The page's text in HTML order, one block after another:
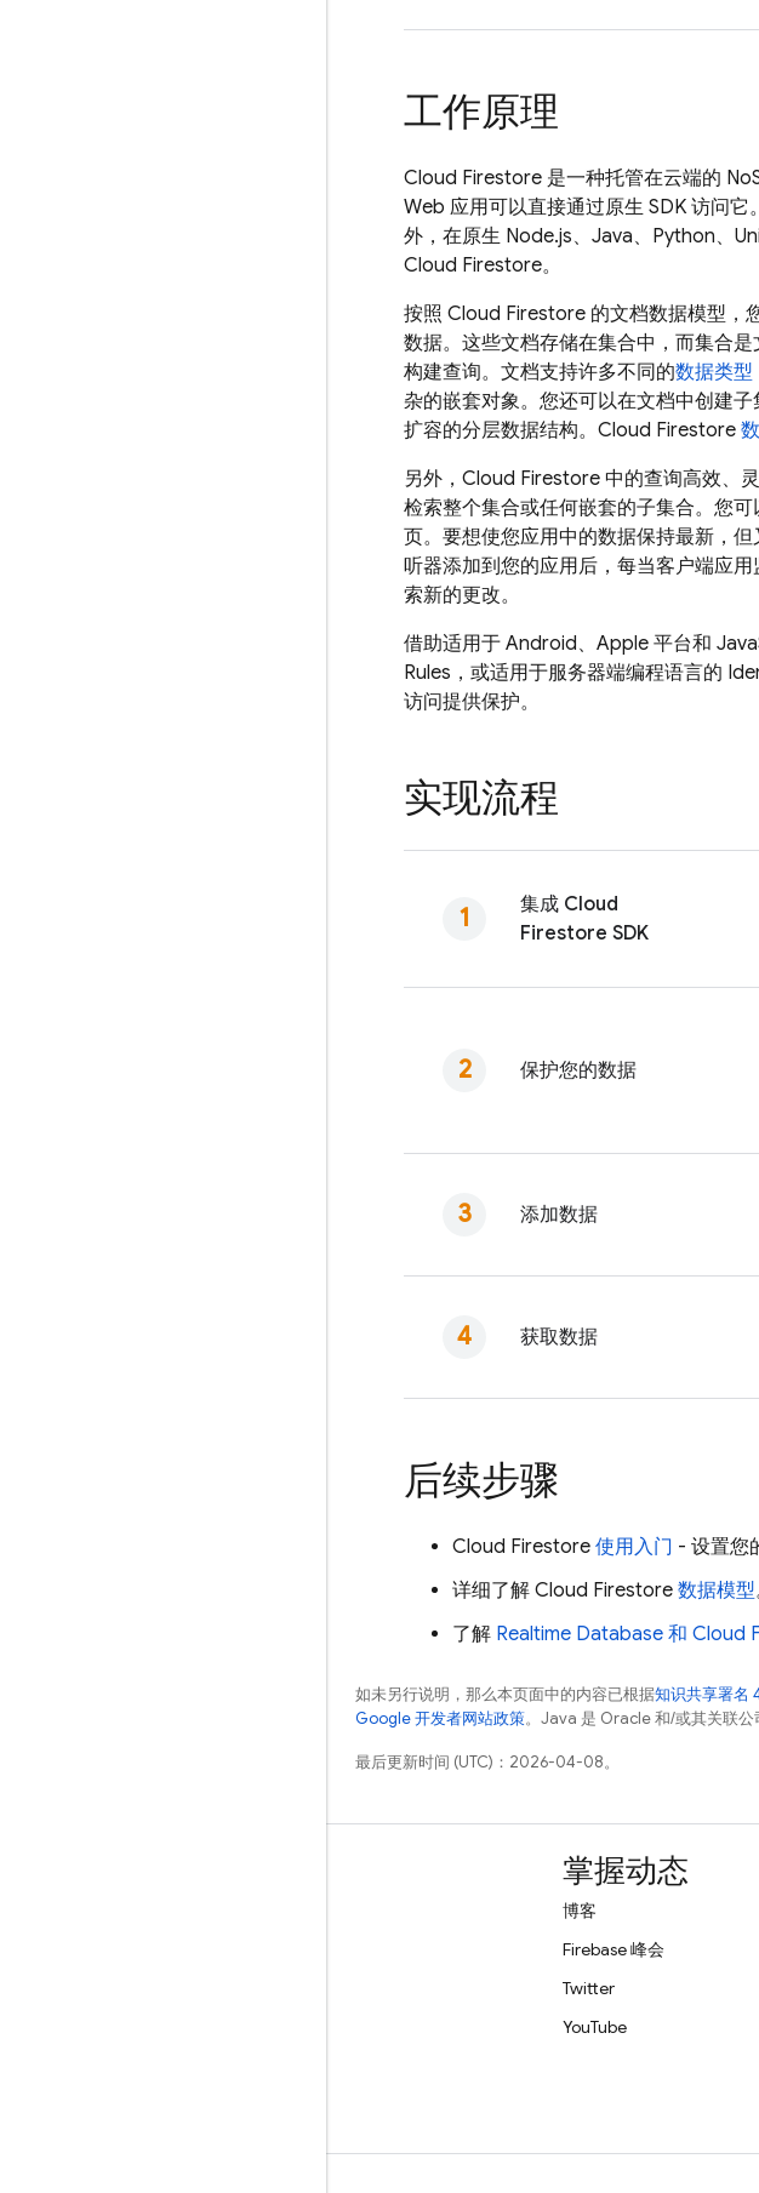
工作原理
Cloud Firestore 是一种托管在云端的
Web 应用可以直接通过原生 SDK 访问它
外，在原生 Node.js、Java、Python、
Cloud Firestore。
按照 Cloud Firestore 的文档数据模型，
数据。这些文档存储在集合中，而集合
构建查询。文档支持许多不同的数据类型
杂的嵌套对象。您还可以在文档中创建
扩容的分层数据结构。 Cloud Firestore
另外， Cloud Firestore 中的查询高效、
检索整个集合或任何嵌套的子集合。您
页。要想使您应用中的数据保持最新，
听器添加到您的应用后，每当客户端应
索新的更改。
借助适用于 Android、Apple 平台和
Rules ，或适用于服务器端编程语言的
访问提供保护。
实现流程
集成 Cloud
Firestore SDK
保护您的数据
添加数据
获取数据
后续步骤
Cloud Firestore 使用入门 - 设置您
详细了解 Cloud Firestore 数据模型
了解 Realtime Database 和 Cloud
如未另行说明，那么本页面中的内容已根据知识共享署名
Google 开发者网站政策。Java 是 Oracle 和/或其关联公
最后更新时间 (UTC)：2026-04-08。
掌握动态
博客
Firebase 峰会
Twitter
YouTube